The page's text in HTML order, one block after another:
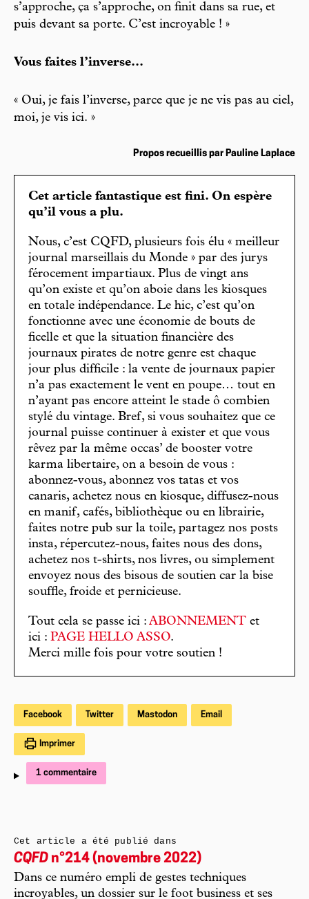
s’approche, ça s’approche, on finit dans sa rue, et
puis devant sa porte. C’est incroyable ! »
Vous faites l’inverse...
« Oui, je fais l’inverse, parce que je ne vis pas au ciel,
moi, je vis ici. »
Propos recueillis par Pauline Laplace
Cet article fantastique est fini. On espère
qu’il vous a plu.
Nous, c’est CQFD, plusieurs fois élu « meilleur
journal marseillais du Monde » par des jurys
férocement impartiaux. Plus de vingt ans
qu’on existe et qu’on aboie dans les kiosques
en totale indépendance. Le hic, c’est qu’on
fonctionne avec une économie de bouts de
ficelle et que la situation financière des
journaux pirates de notre genre est chaque
jour plus difficile : la vente de journaux papier
n’a pas exactement le vent en poupe… tout en
n’ayant pas encore atteint le stade ô combien
stylé du vintage. Bref, si vous souhaitez que ce
journal puisse continuer à exister et que vous
rêvez par la même occas’ de booster votre
karma libertaire, on a besoin de vous :
abonnez-vous, abonnez vos tatas et vos
canaris, achetez nous en kiosque, diffusez-nous
en manif, cafés, bibliothèque ou en librairie,
faites notre pub sur la toile, partagez nos posts
insta, répercutez-nous, faites nous des dons,
achetez nos t-shirts, nos livres, ou simplement
envoyez nous des bisous de soutien car la bise
souffle, froide et pernicieuse.
Tout cela se passe ici : ABONNEMENT et
ici : PAGE HELLO ASSO.
Merci mille fois pour votre soutien !
Facebook Twitter Mastodon Email
Imprimer
1 commentaire
Cet article a été publié dans
CQFD n°214 (novembre 2022)
Dans ce numéro empli de gestes techniques
incroyables, un dossier sur le foot business et ses